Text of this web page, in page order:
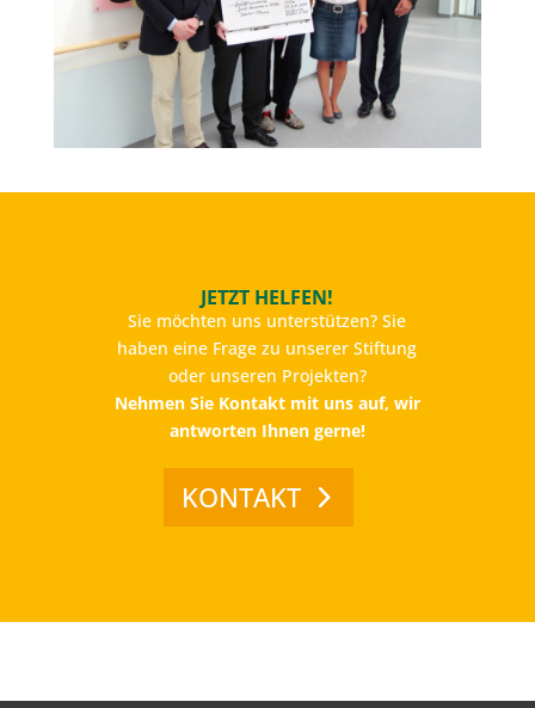
JETZT HELFEN!
Sie möchten uns unterstützen? Sie
haben eine Frage zu unserer Stiftung
oder unseren Projekten?
Nehmen Sie Kontakt mit uns auf, wir
antworten Ihnen gerne!
KONTAKT